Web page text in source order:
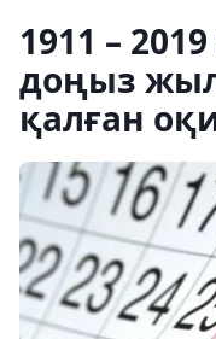
1911 –
доңыз
қалған